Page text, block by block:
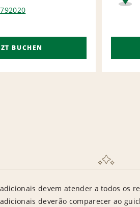
BUCHEN
devem atender a todos os
deverão comparecer ao